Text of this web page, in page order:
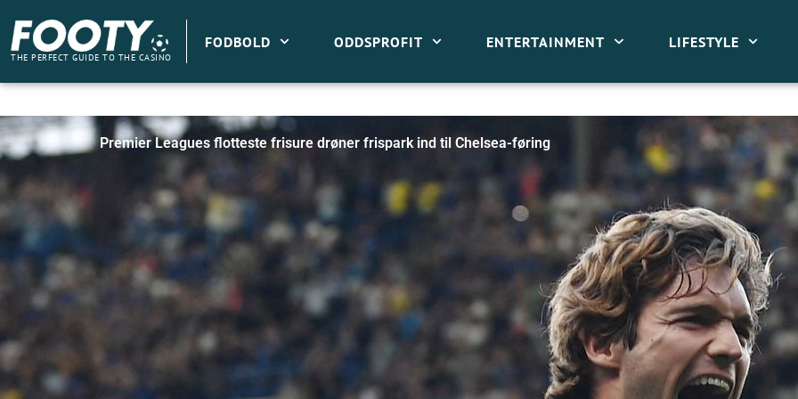
indholdet
THE PERFECT GUIDE TO THE CASINO
FODBOLD ODDSPROFIT ENTERTAINMENT LIFESTYLE
Premier Leagues flotteste frisure drøner frispark ind til Chelsea-føring